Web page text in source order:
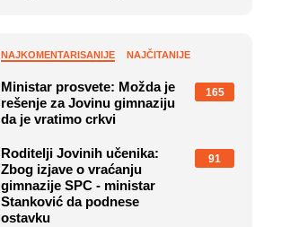
NAJKOMENTARISANIJE NAJČITANIJE
Ministar prosvete: Možda je
rešenje za Jovinu gimnaziju
da je vratimo crkvi
165
Roditelji Jovinih učenika:
Zbog izjave o vraćanju
gimnazije SPC - ministar
Stanković da podnese
ostavku
91